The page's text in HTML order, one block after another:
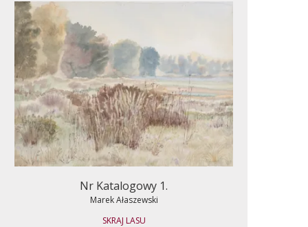
Nr Katalogowy 1.
Marek Ałaszewski
SKRAJ LASU